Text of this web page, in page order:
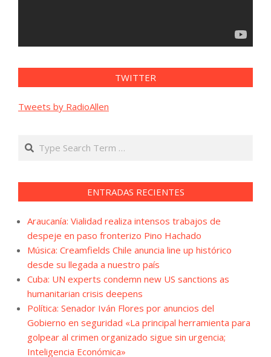
TWITTER
Tweets by RadioAllen
Search
ENTRADAS RECIENTES
Araucanía: Vialidad realiza intensos trabajos de
despeje en paso fronterizo Pino Hachado
Música: Creamfields Chile anuncia line up histórico
desde su llegada a nuestro país
Cuba: UN experts condemn new US sanctions as
humanitarian crisis deepens
Política: Senador Iván Flores por anuncios del
Gobierno en seguridad «La principal herramienta para
golpear al crimen organizado sigue sin urgencia;
Inteligencia Económica»